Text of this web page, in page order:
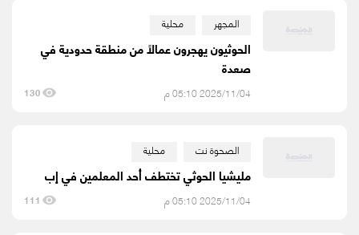
المجهر محلية
الحوثيون يهجرون عمالاً من منطقة حدودية في
صعدة
2025/11/04 05:10 م 130
الصحوة نت محلية
مليشيا الحوثي تختطف أحد المعلمين في إب
2025/11/04 05:10 م 111